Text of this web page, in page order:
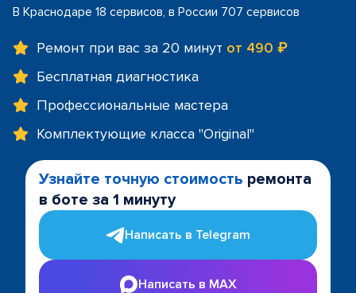
В Краснодаре 18 сервисов, в России 707 сервисов
Ремонт при вас за 20 минут от 490 ₽
Бесплатная диагностика
Профессиональные мастера
Комплектующие класса "Original"
Узнайте точную стоимость ремонта
в боте за 1 минуту
Написать в Telegram
Написать в MAX